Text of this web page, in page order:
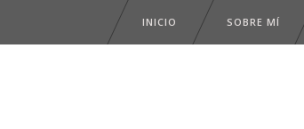
INICIO SOBRE MÍ